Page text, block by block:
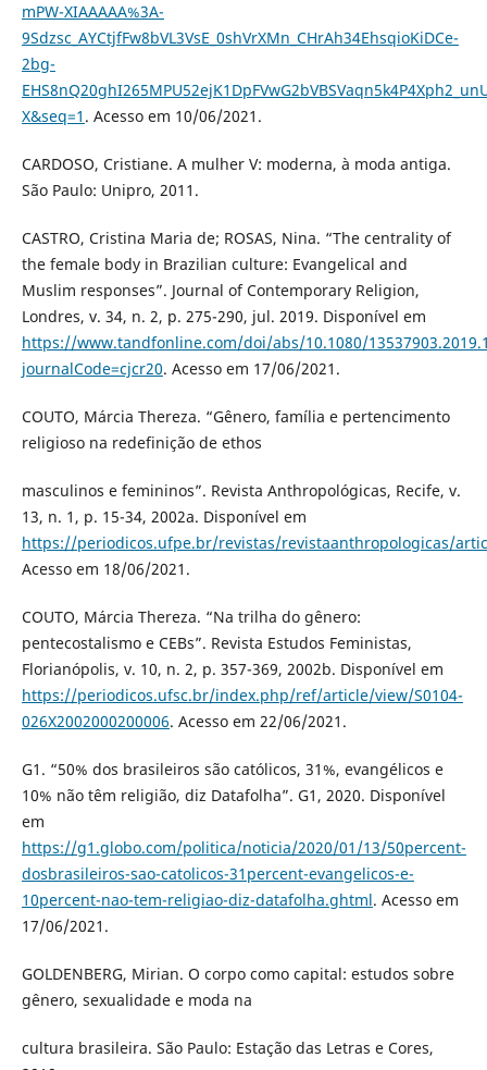
mPW-XIAAAAA%3A-
9Sdzsc_AYCtjfFw8bVL3VsE_0shVrXMn_CHrAh34EhsqioKiDCe-
2bg-
X&seq=1 . Acesso em 10/06/2021.
CARDOSO, Cristiane. A mulher V: moderna, à moda antiga.
São Paulo: Unipro, 2011.
CASTRO, Cristina Maria de; ROSAS, Nina. “The centrality of
the female body in Brazilian culture: Evangelical and
Muslim responses”. Journal of Contemporary Religion,
Londres, v. 34, n. 2, p. 275-290, jul. 2019. Disponível em
https://www.tandfonline.com/doi/abs/10.1080/
journalCode=cjcr20. Acesso em 17/06/2021.
COUTO, Márcia Thereza. “Gênero, família e pertencimento
religioso na redefinição de ethos
masculinos e femininos”. Revista Anthropológicas, Recife, v.
13, n. 1, p. 15-34, 2002a. Disponível em
https://periodicos.ufpe.br/revistas/revistaanthropologicas/
Acesso em 18/06/2021.
COUTO, Márcia Thereza. “Na trilha do gênero:
pentecostalismo e CEBs”. Revista Estudos Feministas,
Florianópolis, v. 10, n. 2, p. 357-369, 2002b. Disponível em
https://periodicos.ufsc.br/index.php/ref/article/view/S0104-
026X2002000200006. Acesso em 22/06/2021.
G1. “50% dos brasileiros são católicos, 31%, evangélicos e
10% não têm religião, diz Datafolha”. G1, 2020. Disponível
em
https://g1.globo.com/politica/noticia/2020/01/13/50percent-
dosbrasileiros-sao-catolicos-31percent-evangelicos-e-
10percent-nao-tem-religiao-diz-datafolha.ghtml. Acesso em
17/06/2021.
GOLDENBERG, Mirian. O corpo como capital: estudos sobre
gênero, sexualidade e moda na
cultura brasileira. São Paulo: Estação das Letras e Cores,